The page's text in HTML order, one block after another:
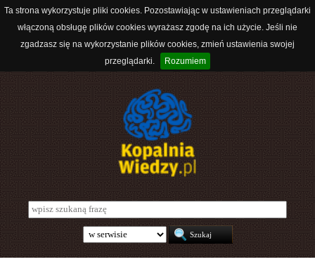
Ta strona wykorzystuje pliki cookies. Pozostawiając w ustawieniach przeglądarki
włączoną obsługę plików cookies wyrażasz zgodę na ich użycie. Jeśli nie
zgadzasz się na wykorzystanie plików cookies, zmień ustawienia swojej
przeglądarki.
Rozumiem